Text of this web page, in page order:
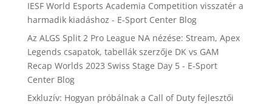
IESF World Esports Academia Competition visszatér a
harmadik kiadáshoz - E-Sport Center Blog
Az ALGS Split 2 Pro League NA nézése: Stream, Apex
Legends csapatok, tabellákszerzője DK vs GAM
Recap Worlds 2023 Swiss Stage Day 5 - E-Sport
Center Blog
Exkluzív: Hogyan próbálnak a Call of Duty fejlesztői